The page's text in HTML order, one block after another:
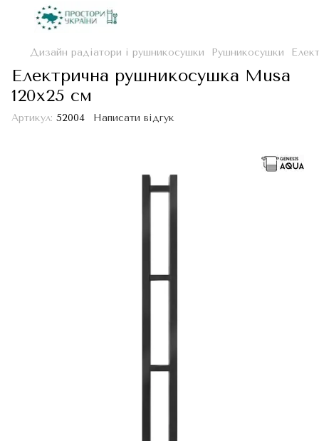
Дизайн радіатори і рушникосушки Рушникосушки
Електрична рушникосушка Musa
120x25 см
Артикул: 52004 Написати відгук